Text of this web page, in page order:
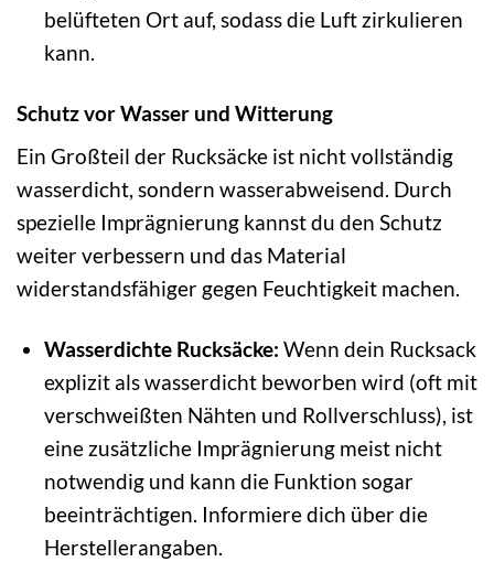
belüfteten Ort auf, sodass die Luft zirkulieren
kann.
Schutz vor Wasser und Witterung
Ein Großteil der Rucksäcke ist nicht vollständig
wasserdicht, sondern wasserabweisend. Durch
spezielle Imprägnierung kannst du den Schutz
weiter verbessern und das Material
widerstandsfähiger gegen Feuchtigkeit machen.
Wasserdichte Rucksäcke: Wenn dein Rucksack
explizit als wasserdicht beworben wird (oft mit
verschweißten Nähten und Rollverschluss), ist
eine zusätzliche Imprägnierung meist nicht
notwendig und kann die Funktion sogar
beeinträchtigen. Informiere dich über die
Herstellerangaben.